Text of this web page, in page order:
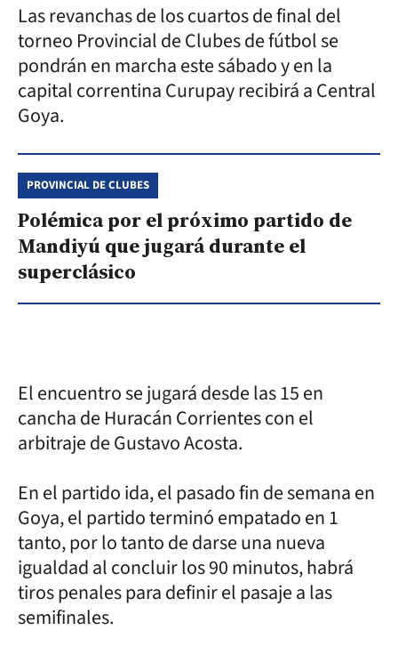
Las revanchas de los cuartos de final del
torneo Provincial de Clubes de fútbol se
pondrán en marcha este sábado y en la
capital correntina Curupay recibirá a Central
Goya.
PROVINCIAL DE CLUBES
Polémica por el próximo partido de
Mandiyú que jugará durante el
superclásico
El encuentro se jugará desde las 15 en
cancha de Huracán Corrientes con el
arbitraje de Gustavo Acosta.
En el partido ida, el pasado fin de semana en
Goya, el partido terminó empatado en 1
tanto, por lo tanto de darse una nueva
igualdad al concluir los 90 minutos, habrá
tiros penales para definir el pasaje a las
semifinales.